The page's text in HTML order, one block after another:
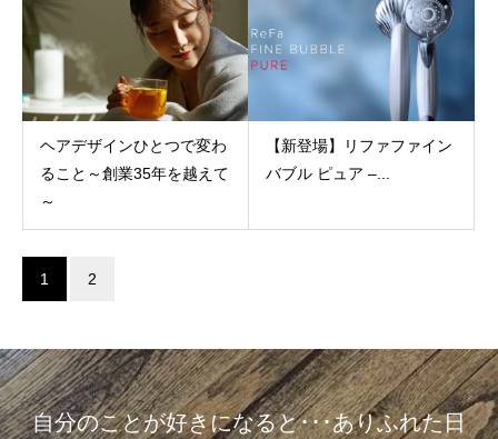
ヘアデザインひとつで変わ
ること～創業35年を越えて
～
【新登場】リファファイン
バブル ピュア –...
1 2
自分のことが好きになると･･･ありふれた日